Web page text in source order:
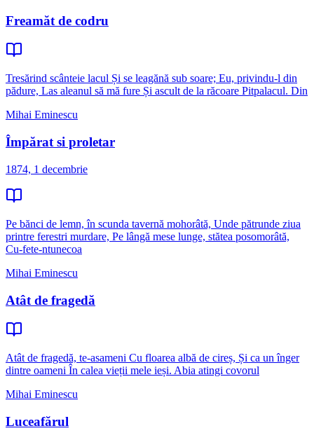
Freamăt de codru
Tresărind scânteie lacul Și se leagănă sub soare; Eu, privindu-l din
pădure, Las aleanul să mă fure Și ascult de la răcoare Pitpalacul. Din
Mihai Eminescu
Împărat si proletar
1874, 1 decembrie
Pe bănci de lemn, în scunda tavernă mohorâtă, Unde pătrunde ziua
printre ferestri murdare, Pe lângă mese lunge, stătea posomorâtă,
Cu-fete-ntunecoa
Mihai Eminescu
Atât de fragedă
Atât de fragedă, te-asameni Cu floarea albă de cireș, Și ca un înger
dintre oameni În calea vieții mele ieși. Abia atingi covorul
Mihai Eminescu
Luceafărul